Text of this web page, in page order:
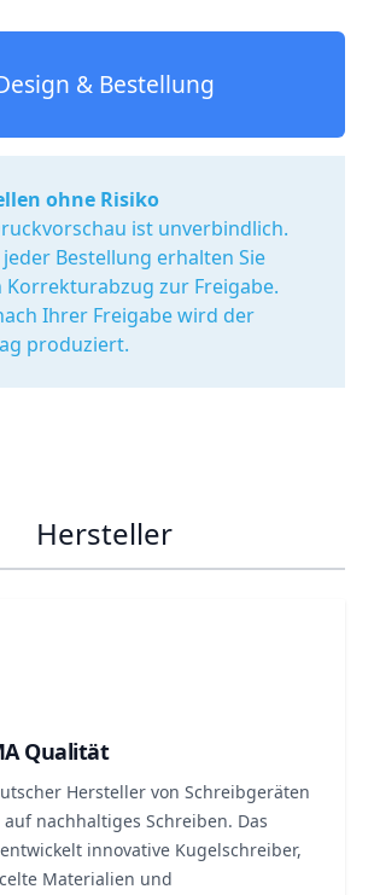
& Bestellung
ohne Risiko
ist unverbindlich.
jeder Bestellung erhalten Sie
Korrekturabzug zur Freigabe.
Ihrer Freigabe wird der
produziert.
Hersteller
Qualität
Hersteller von Schreibgeräten
auf nachhaltiges Schreiben. Das
innovative Kugelschreiber,
Materialien und